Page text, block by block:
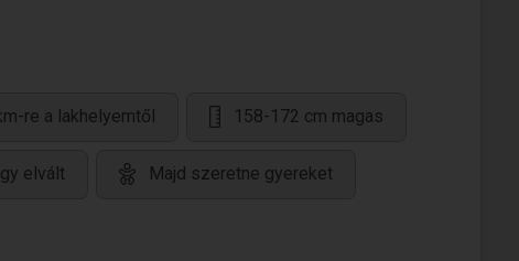
re a lakhelyemtől 158-172 cm magas
elvált Majd szeretne gyereket